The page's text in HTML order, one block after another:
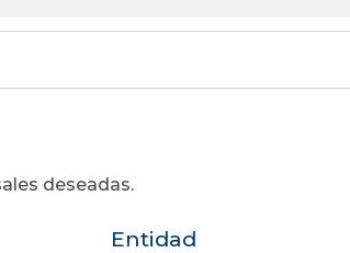
deseadas.
Entidad